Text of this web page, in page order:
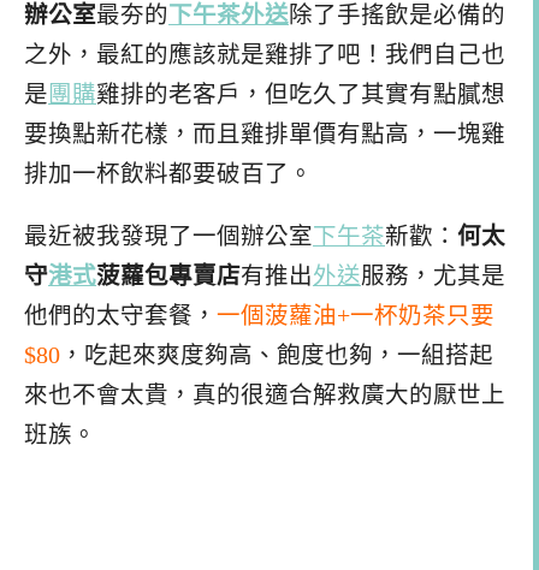
辦公室最夯的下午茶外送除了手搖飲是必備的
之外，最紅的應該就是雞排了吧！我們自己也
是 團購雞排的老客戶，但吃久了其實有點膩想
要換點新花樣，而且雞排單價有點高，一塊雞
排加一杯飲料都要破百了。
最近被我發現了一個辦公室下午茶新歡： 何太
守港式菠蘿包專賣店有推出外送服務，尤其是
他們的太守套餐， 一個菠蘿油+一杯奶茶只要
$80 ，吃起來爽度夠高、飽度也夠，一組搭起
來也不會太貴，真的很適合解救廣大的厭世上
班族。